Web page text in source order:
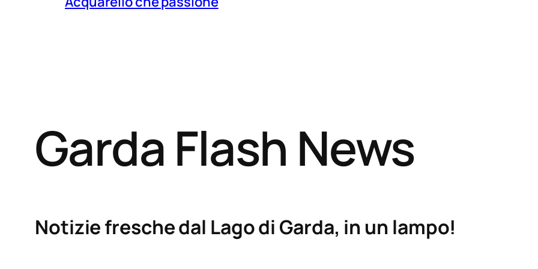
Garda Flash News
Notizie fresche dal Lago di Garda, in un lampo!